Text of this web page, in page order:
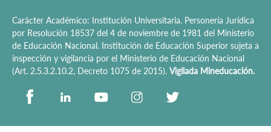
Carácter Académico: Institución Universitaria. Personería Jurídica
por Resolución 18537 del 4 de noviembre de 1981 del Ministerio
de Educación Nacional. Institución de Educación Superior sujeta a
inspección y vigilancia por el Ministerio de Educación Nacional
(Art. 2.5.3.2.10.2, Decreto 1075 de 2015). Vigilada Mineducación.